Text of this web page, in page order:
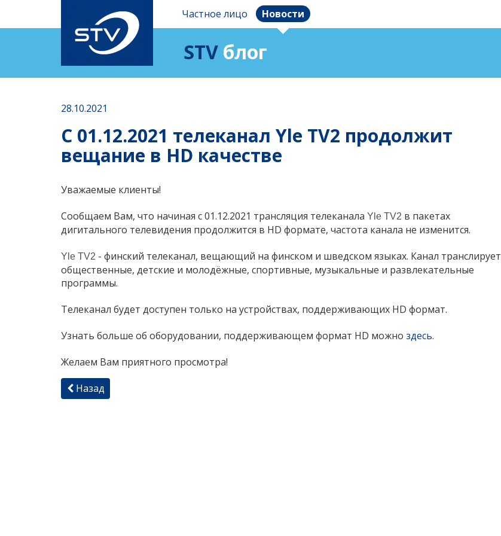
Частное лицо Новости
STV блог
28.10.2021
C 01.12.2021 телеканал Yle TV2 продолжит
вещание в HD качестве
Уважаемые клиенты!
Сообщаем Вам, что начиная с 01.12.2021 трансляция телеканала Yle TV2 в пакетах
дигитального телевидения продолжится в HD формате, частота канала не изменится.
Yle TV2 - финский телеканал, вещающий на финском и шведском языках. Канал транслирует
общественные, детские и молодёжные, спортивные, музыкальные и развлекательные
программы.
Телеканал будет доступен только на устройствах, поддерживающих HD формат.
Узнать больше об оборудовании, поддерживающем формат HD можно здесь.
Желаем Вам приятного просмотра!
Назад